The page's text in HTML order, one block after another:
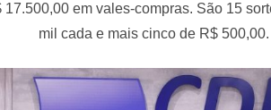
em vales-compras. São 15
mil cada e mais cinco de R$ 500,00.